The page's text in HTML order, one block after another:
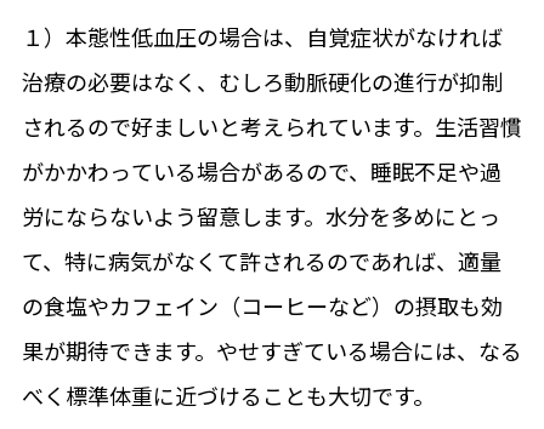
１）本態性低血圧の場合は、自覚症状がなければ
治療の必要はなく、むしろ動脈硬化の進行が抑制
されるので好ましいと考えられています。生活習慣
がかかわっている場合があるので、睡眠不足や過
労にならないよう留意します。水分を多めにとっ
て、特に病気がなくて許されるのであれば、適量
の食塩やカフェイン（コーヒーなど）の摂取も効
果が期待できます。やせすぎている場合には、なる
べく標準体重に近づけることも大切です。